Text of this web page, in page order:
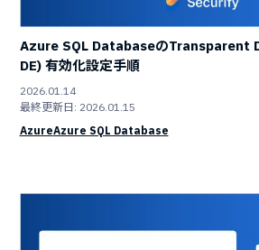
Azure SQL DatabaseのTransparent
DE) 有効化設定手順
2026.01.14
最終更新日: 2026.01.15
AzureAzure SQL Database